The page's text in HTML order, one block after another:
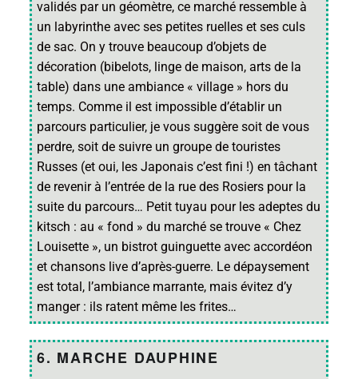
validés par un géomètre, ce marché ressemble à
un labyrinthe avec ses petites ruelles et ses culs
de sac. On y trouve beaucoup d’objets de
décoration (bibelots, linge de maison, arts de la
table) dans une ambiance « village » hors du
temps. Comme il est impossible d’établir un
parcours particulier, je vous suggère soit de vous
perdre, soit de suivre un groupe de touristes
Russes (et oui, les Japonais c’est fini !) en tâchant
de revenir à l’entrée de la rue des Rosiers pour la
suite du parcours… Petit tuyau pour les adeptes du
kitsch : au « fond » du marché se trouve « Chez
Louisette », un bistrot guinguette avec accordéon
et chansons live d’après-guerre. Le dépaysement
est total, l’ambiance marrante, mais évitez d’y
manger : ils ratent même les frites…
6. MARCHE DAUPHINE